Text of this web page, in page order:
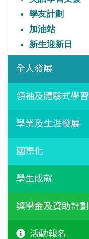
學友計劃
加油站
新生迎新日
全人發展
領袖及體驗式學習
學業及生涯發展
國際化
學生成就
獎學金及資助計劃
活動報名